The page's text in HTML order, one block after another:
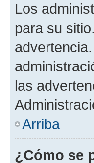
Los
para su
las
Arriba
¿Cómo se